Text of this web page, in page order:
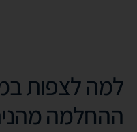
למה לצפות
ההחלמה